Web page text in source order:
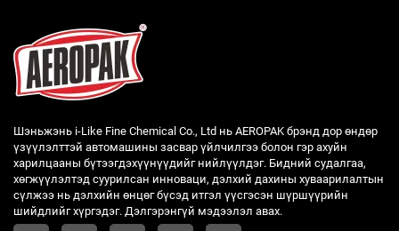
Шэньжэнь i-Like Fine Chemical Co., Ltd нь AEROPAK брэнд дор өндөр
үзүүлэлттэй автомашины засвар үйлчилгээ болон гэр ахуйн
харилцааны бүтээгдэхүүнүүдийг нийлүүлдэг. Бидний судалгаа,
хөгжүүлэлтэд суурилсан инноваци, дэлхий дахины хуваарилалтын
сүлжээ нь дэлхийн өнцөг бүсэд итгэл үүсгэсэн шүршүүрийн
шийдлийг хүргэдэг. Дэлгэрэнгүй мэдээлэл авах.